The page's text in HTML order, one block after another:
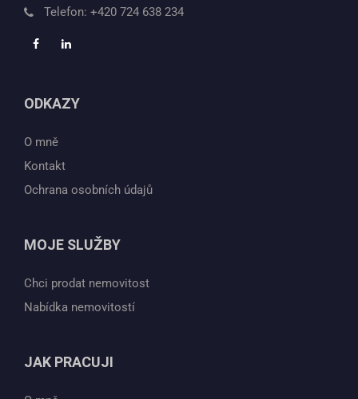
Telefon: +420 724 638 234
ODKAZY
O mně
Kontakt
Ochrana osobních údajů
MOJE SLUŽBY
Chci prodat nemovitost
Nabídka nemovitostí
JAK PRACUJI